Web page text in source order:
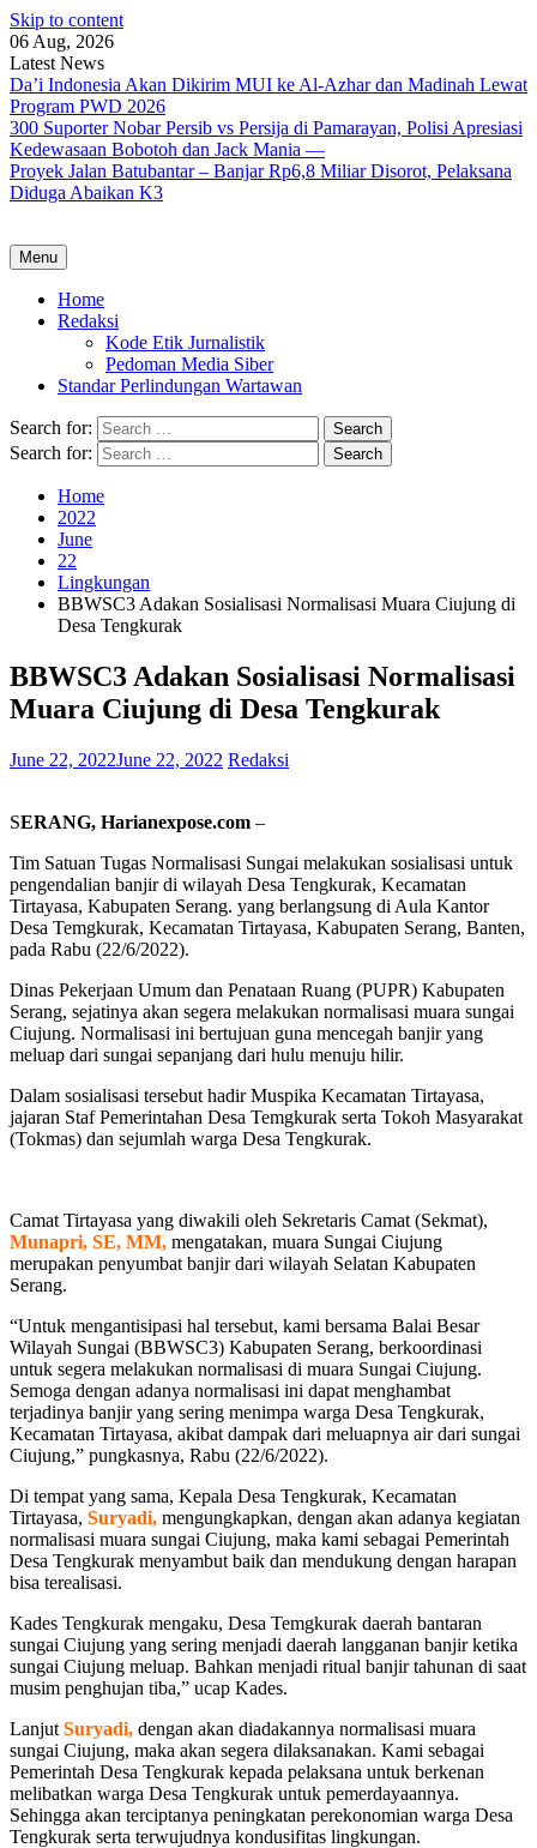
Skip to content
06 Aug, 2026
Latest News
Da’i Indonesia Akan Dikirim MUI ke Al-Azhar dan Madinah Lewat
Program PWD 2026
300 Suporter Nobar Persib vs Persija di Pamarayan, Polisi Apresiasi
Kedewasaan Bobotoh dan Jack Mania —
Proyek Jalan Batubantar – Banjar Rp6,8 Miliar Disorot, Pelaksana
Diduga Abaikan K3
Menu
Home
Redaksi
Kode Etik Jurnalistik
Pedoman Media Siber
Standar Perlindungan Wartawan
Search for:
Search for:
Home
2022
June
22
Lingkungan
BBWSC3 Adakan Sosialisasi Normalisasi Muara Ciujung di
Desa Tengkurak
BBWSC3 Adakan Sosialisasi Normalisasi
Muara Ciujung di Desa Tengkurak
June 22, 2022June 22, 2022 Redaksi
SERANG, Harianexpose.com –
Tim Satuan Tugas Normalisasi Sungai melakukan sosialisasi untuk
pengendalian banjir di wilayah Desa Tengkurak, Kecamatan
Tirtayasa, Kabupaten Serang. yang berlangsung di Aula Kantor
Desa Temgkurak, Kecamatan Tirtayasa, Kabupaten Serang, Banten,
pada Rabu (22/6/2022).
Dinas Pekerjaan Umum dan Penataan Ruang (PUPR) Kabupaten
Serang, sejatinya akan segera melakukan normalisasi muara sungai
Ciujung. Normalisasi ini bertujuan guna mencegah banjir yang
meluap dari sungai sepanjang dari hulu menuju hilir.
Dalam sosialisasi tersebut hadir Muspika Kecamatan Tirtayasa,
jajaran Staf Pemerintahan Desa Temgkurak serta Tokoh Masyarakat
(Tokmas) dan sejumlah warga Desa Tengkurak.
Camat Tirtayasa yang diwakili oleh Sekretaris Camat (Sekmat),
Munapri, SE, MM, mengatakan, muara Sungai Ciujung
merupakan penyumbat banjir dari wilayah Selatan Kabupaten
Serang.
“Untuk mengantisipasi hal tersebut, kami bersama Balai Besar
Wilayah Sungai (BBWSC3) Kabupaten Serang, berkoordinasi
untuk segera melakukan normalisasi di muara Sungai Ciujung.
Semoga dengan adanya normalisasi ini dapat menghambat
terjadinya banjir yang sering menimpa warga Desa Tengkurak,
Kecamatan Tirtayasa, akibat dampak dari meluapnya air dari sungai
Ciujung,” pungkasnya, Rabu (22/6/2022).
Di tempat yang sama, Kepala Desa Tengkurak, Kecamatan
Tirtayasa, Suryadi, mengungkapkan, dengan akan adanya kegiatan
normalisasi muara sungai Ciujung, maka kami sebagai Pemerintah
Desa Tengkurak menyambut baik dan mendukung dengan harapan
bisa terealisasi.
Kades Tengkurak mengaku, Desa Temgkurak daerah bantaran
sungai Ciujung yang sering menjadi daerah langganan banjir ketika
sungai Ciujung meluap. Bahkan menjadi ritual banjir tahunan di saat
musim penghujan tiba,” ucap Kades.
Lanjut Suryadi, dengan akan diadakannya normalisasi muara
sungai Ciujung, maka akan segera dilaksanakan. Kami sebagai
Pemerintah Desa Tengkurak kepada pelaksana untuk berkenan
melibatkan warga Desa Tengkurak untuk pemerdayaannya.
Sehingga akan terciptanya peningkatan perekonomian warga Desa
Tengkurak serta terwujudnya kondusifitas lingkungan.